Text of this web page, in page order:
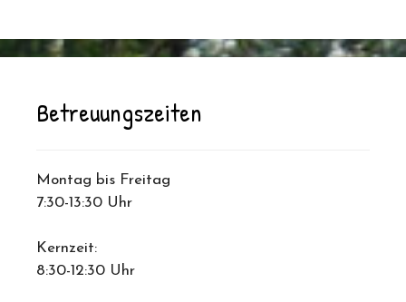
Betreuungszeiten
Montag bis Freitag
7:30-13:30 Uhr
Kernzeit:
8:30-12:30 Uhr